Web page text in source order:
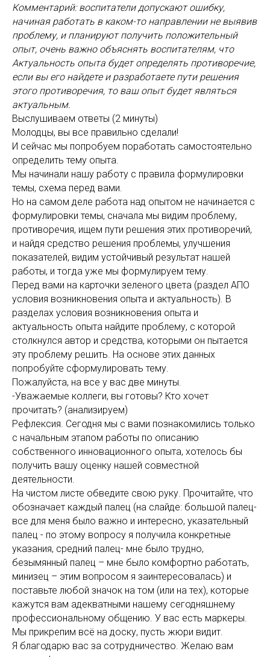
Комментарий: воспитатели допускают ошибку,
начиная работать в каком-то направлении не выявив
проблему, и планируют получить положительный
опыт, очень важно объяснять воспитателям, что
Актуальность опыта будет определять противоречие,
если вы его найдете и разработаете пути решения
этого противоречия, то ваш опыт будет являться
актуальным.
Выслушиваем ответы (2 минуты)
Молодцы, вы все правильно сделали!
И сейчас мы попробуем поработать самостоятельно
определить тему опыта.
Мы начинали нашу работу с правила формулировки
темы, схема перед вами.
Но на самом деле работа над опытом не начинается с
формулировки темы, сначала мы видим проблему,
противоречия, ищем пути решения этих противоречий,
и найдя средство решения проблемы, улучшения
показателей, видим устойчивый результат нашей
работы, и тогда уже мы формулируем тему.
Перед вами на карточки зеленого цвета (раздел АПО
условия возникновения опыта и актуальность). В
разделах условия возникновения опыта и
актуальность опыта найдите проблему, с которой
столкнулся автор и средства, которыми он пытается
эту проблему решить. На основе этих данных
попробуйте сформулировать тему.
Пожалуйста, на все у вас две минуты.
-Уважаемые коллеги, вы готовы? Кто хочет
прочитать? (анализируем)
Рефлексия. Сегодня мы с вами познакомились только
с начальным этапом работы по описанию
собственного инновационного опыта, хотелось бы
получить вашу оценку нашей совместной
деятельности.
На чистом листе обведите свою руку. Прочитайте, что
обозначает каждый палец (на слайде: большой палец-
все для меня было важно и интересно, указательный
палец - по этому вопросу я получила конкретные
указания, средний палец- мне было трудно,
безымянный палец – мне было комфортно работать,
минизец – этим вопросом я заинтересовалась) и
поставьте любой значок на том (или на тех), которые
кажутся вам адекватными нашему сегодняшнему
профессиональному общению. У вас есть маркеры.
Мы прикрепим всё на доску, пусть жюри видит.
Я благодарю вас за сотрудничество. Желаю вам